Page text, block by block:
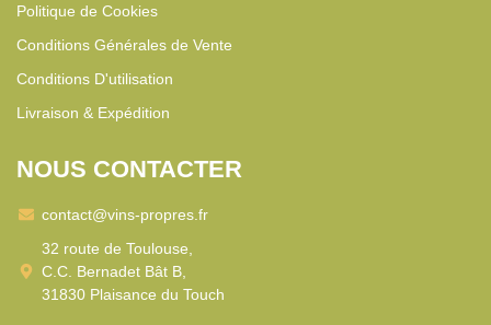
Politique de Cookies
Conditions Générales de Vente
Conditions D'utilisation
Livraison & Expédition
NOUS CONTACTER
contact@vins-propres.fr
32 route de Toulouse,
C.C. Bernadet Bât B,
31830 Plaisance du Touch